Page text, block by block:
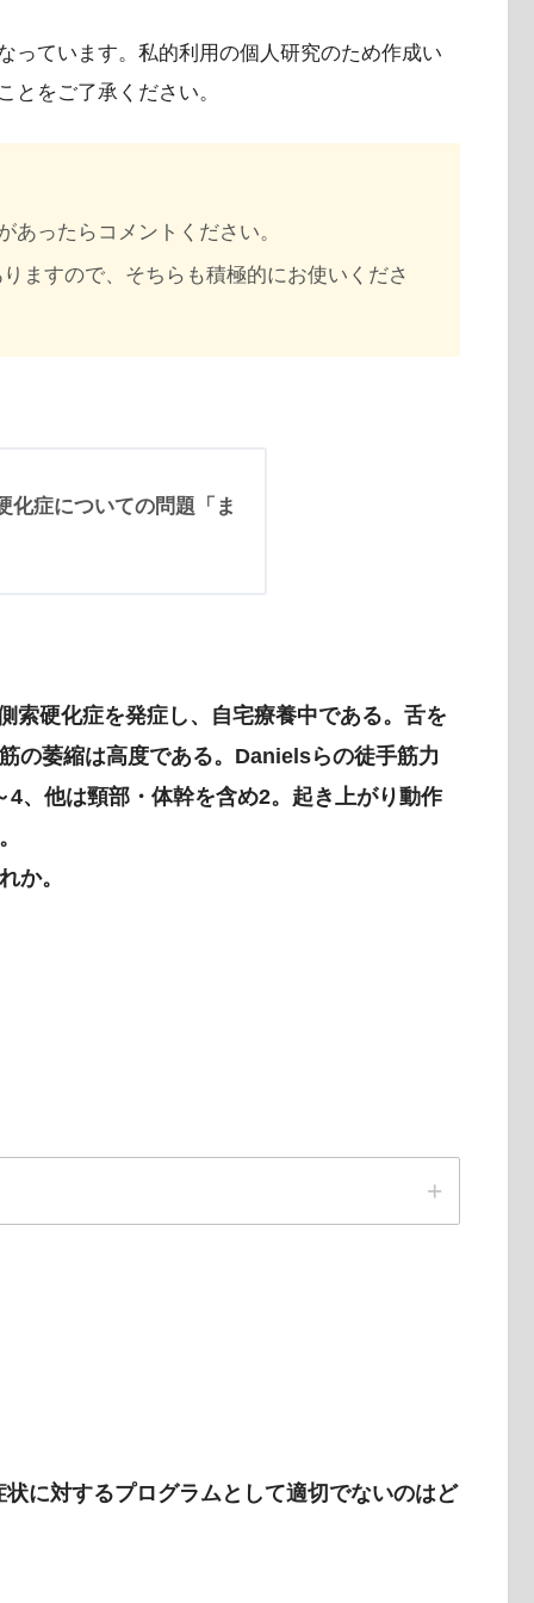
ています。私的利用の個人研究のため作成い
とをご了承ください。
あったらコメントください。
ますので、そちらも積極的にお使いくださ
化症についての問題「ま
索硬化症を発症し、自宅療養中である。舌を
の萎縮は高度である。Danielsらの徒手筋力
、他は頸部・体幹を含め2。起き上がり動作
か。
に対するプログラムとして適切でないのはど